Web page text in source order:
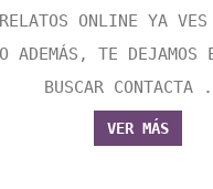
ONLINE YA
ADEMÁS, TE DEJAMOS
BUSCAR
VER MÁS